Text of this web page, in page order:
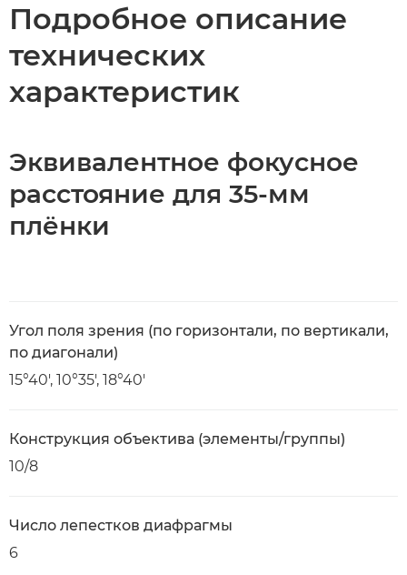
Подробное описание
технических
характеристик
Эквивалентное фокусное
расстояние для 35-мм
плёнки
Угол поля зрения (по горизонтали, по вертикали,
по диагонали)
15°40', 10°35', 18°40'
Конструкция объектива (элементы/группы)
10/8
Число лепестков диафрагмы
6